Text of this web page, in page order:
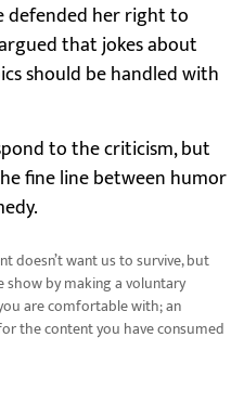
defended her right to
that jokes about
should be handled with
to the criticism, but
fine line between humor
doesn’t want us to survive, but
show by making a voluntary
are comfortable with; an
the content you have consumed